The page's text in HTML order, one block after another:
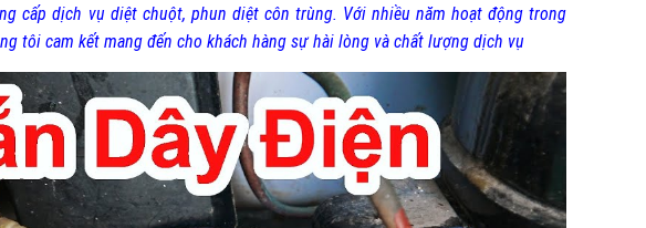
cấp dịch vụ diệt chuột, phun diệt côn trùng. Với nhiều năm hoạt động trong
tôi cam kết mang đến cho khách hàng sự hài lòng và chất lượng dịch vụ